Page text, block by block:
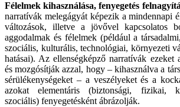
Félelmek kihasználása, fenyegetés
narratívák melegágyát képezik a mindennapi
változások, illetve a jövővel kapcsolatos
aggodalmak és félelmek (például a
szociális, kulturális, technológiai, környezeti
hatásai). Az ellenségképző narratívák ezeket
és mozgósítják azzal, hogy – kihasználva a
sérülékenységeket – a veszélyeket és a
azokat elementáris (biztonsági, fizikai,
szociális) fenyegetésként ábrázolják.